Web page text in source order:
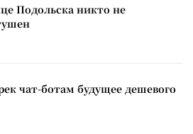
Подольска никто не
чат-ботам будущее дешевого